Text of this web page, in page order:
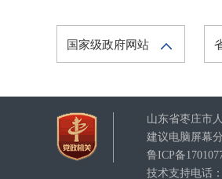
国家级政府网站
山东省枣庄市
建议电脑屏幕
鲁ICP备
技术支持电话